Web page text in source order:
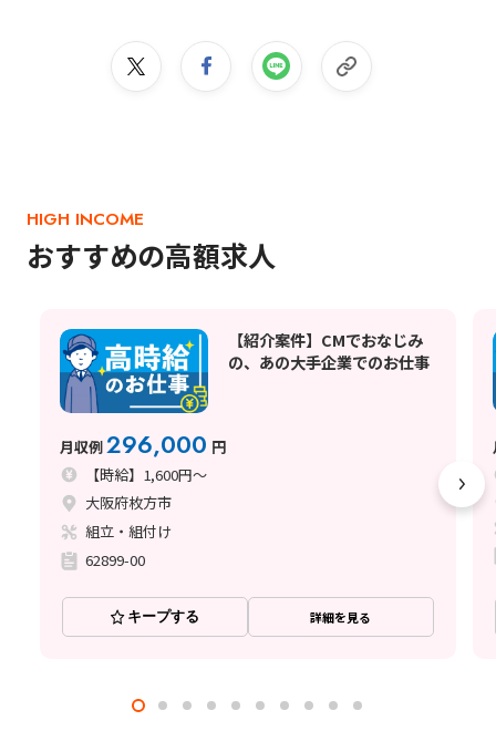
HIGH INCOME
おすすめの高額求人
【紹介案件】CMでおなじみ
の、あの大手企業でのお仕事
月収例296,000 円
【時給】1,600円～
大阪府枚方市
組立・組付け
62899-00
キープする 詳細を見る